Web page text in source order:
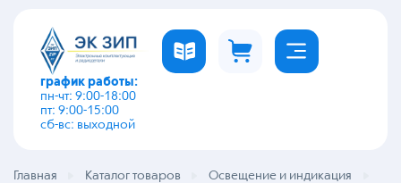
график работы:
пн-чт: 9:00-18:00
пт: 9:00-15:00
сб-вс: выходной
Главная Каталог товаров
Освещение и индикация